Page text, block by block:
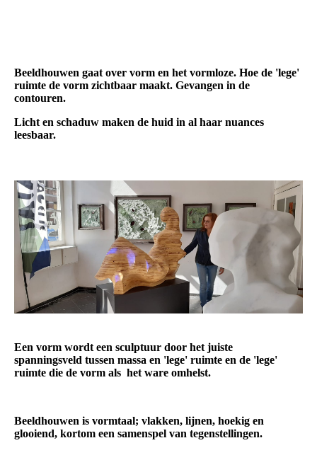
Beeldhouwen gaat over vorm en het vormloze. Hoe de 'lege'
ruimte de vorm zichtbaar maakt. Gevangen in de
contouren.
Licht en schaduw maken de huid in al haar nuances
leesbaar.
Een vorm wordt een sculptuur door het juiste
spanningsveld tussen massa en 'lege' ruimte en de 'lege'
ruimte die de vorm als het ware omhelst.
Beeldhouwen is vormtaal; vlakken, lijnen, hoekig en
glooiend, kortom een samenspel van tegenstellingen.